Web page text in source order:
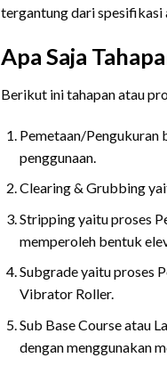
tergantung dari spesifikasi
Apa Saja
Berikut ini tahapan atau
Pemetaan/Pengukuran
penggunaan.
Clearing & Grubbing
Stripping yaitu proses
memperoleh bentuk
Subgrade yaitu proses
Vibrator Roller.
Sub Base Course atau
dengan menggunakan